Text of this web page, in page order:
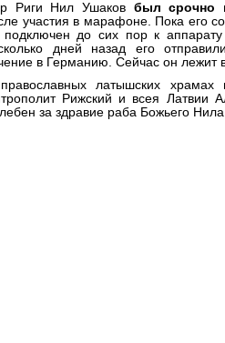
Риги Нил Ушаков был срочно
участия в марафоне. Пока его
до сих пор к аппарату
дней назад его
в Германию. Сейчас он лежит
латышских храмах
Рижский и всея Латвии
за здравие раба Божьего